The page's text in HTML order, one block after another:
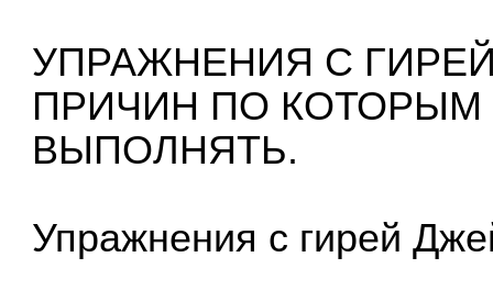
УПРАЖНЕНИЯ С
ПРИЧИН ПО
ВЫПОЛНЯТЬ.
Упражнения с гирей